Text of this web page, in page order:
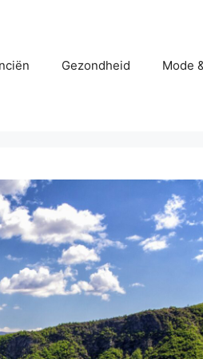
Gezondheid Mode